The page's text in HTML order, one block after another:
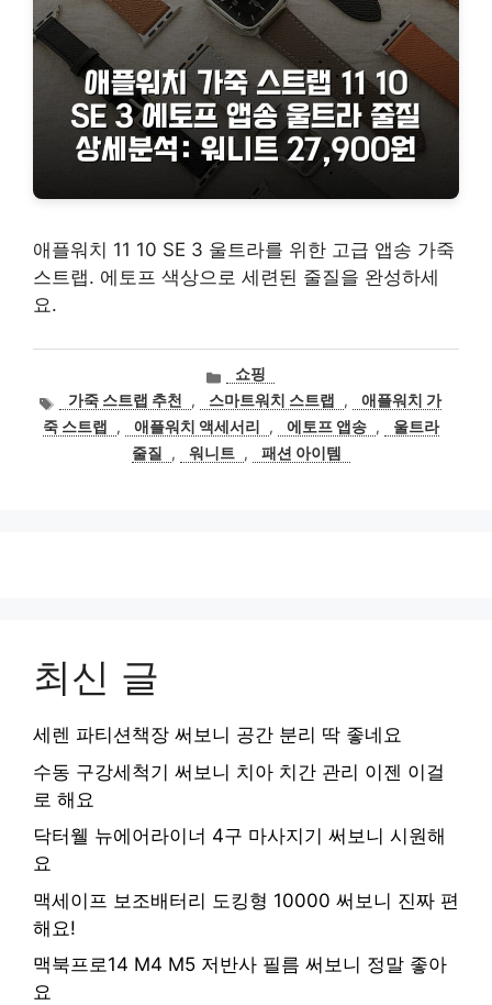
애플워치 11 10 SE 3 울트라를 위한 고급 앱송 가죽
스트랩. 에토프 색상으로 세련된 줄질을 완성하세
요.
카
테
고
리
쇼핑
태
그
가죽 스트랩 추천 , 스마트워치 스트랩 ,
애플워치 가
죽 스트랩
, 애플워치 액세서리 , 에토프 앱송 ,
울트라
줄질
, 워니트 , 패션 아이템
최신 글
세렌 파티션책장 써보니 공간 분리 딱 좋네요
수동 구강세척기 써보니 치아 치간 관리 이젠 이걸
로 해요
닥터웰 뉴에어라이너 4구 마사지기 써보니 시원해
요
맥세이프 보조배터리 도킹형 10000 써보니 진짜 편
해요!
맥북프로14 M4 M5 저반사 필름 써보니 정말 좋아
요